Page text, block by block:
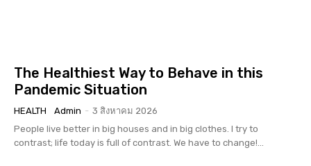
The Healthiest Way to Behave in this
Pandemic Situation
HEALTH Admin - 3 สิงหาคม 2026
People live better in big houses and in big clothes. I try to
contrast; life today is full of contrast. We have to change!...